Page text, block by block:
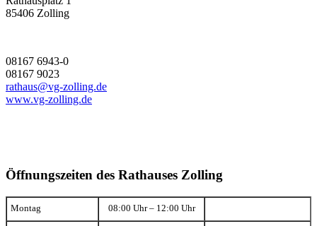
85406 Zolling
08167 6943-0
08167 9023
rathaus@vg-zolling.de
www.vg-zolling.de
Öffnungszeiten des Rathauses Zolling
Montag 08:00 Uhr – 12:00 Uhr